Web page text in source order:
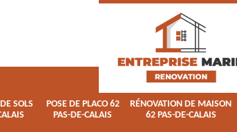
SOLS
POSE DE PLACO 62
PAS-DE-CALAIS
RÉNOVATION DE MAISON
62 PAS-DE-CALAIS